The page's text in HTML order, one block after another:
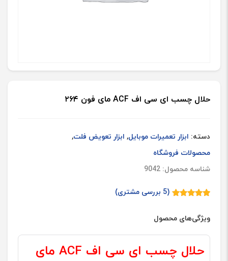
حلال چسب ای سی اف ACF مای فون ۲۶۴
دسته: ابزار تعمیرات موبایل, ابزار تعویض فلت,
محصولات فروشگاه
شناسه محصول: 9042
در
امتیازدهی
(
5 بررسی مشتری)
ویژگی‌های محصول
حلال چسب ای سی اف ACF مای